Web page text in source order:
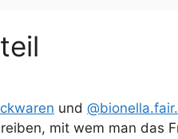
und
mit wem man das